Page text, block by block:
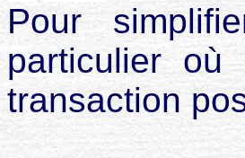
Pour
particulier
transaction